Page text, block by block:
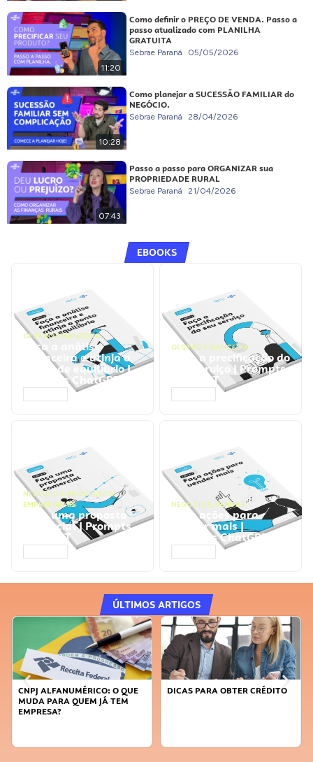
11:20
Como definir o PREÇO DE VENDA. Passo a
passo atualizado com PLANILHA
GRATUITA
Sebrae Paraná 05/05/2026
10:28
Como planejar a SUCESSÃO FAMILIAR do
NEGÓCIO.
Sebrae Paraná 28/04/2026
07:43
Passo a passo para ORGANIZAR sua
PROPRIEDADE RURAL
Sebrae Paraná 21/04/2026
EBOOKS
GESTÃO FINANCEIRA
Faça a análise
financeira e atinja o
ponto de equilíbrio |
Prompts ChatGPT
GESTÃO FINANCEIRA
Faça a precificação do
seu serviço | Prompts
ChatGPT
NEGÓCIOS, PROCESSOS
EMPRESARIAIS
Faça uma proposta
comercial | Prompts
ChatGPT
NEGÓCIOS, VENDAS
Faça ações para
vender mais |
Prompts ChatGPT
ÚLTIMOS ARTIGOS
DICAS PARA OBTER CRÉDITO
FAÇA A DIFERENÇA: SEJA